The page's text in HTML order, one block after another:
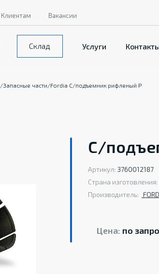
Склад Услуги
Клиентам Вакансии
/Запасные части/Fordia C/подъемник рифленый P
C/
Артикул: 3760012187
Страна изготовления:
Производитель:
Цена: по